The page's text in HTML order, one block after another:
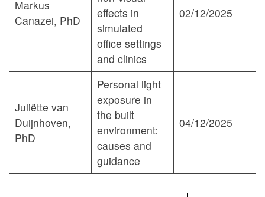
Markus
Canazei, PhD
effects in
simulated
office settings
and clinics
02/12/2025
Juliëtte van
Duijnhoven,
PhD
Personal light
exposure in
the built
environment:
causes and
guidance
04/12/2025